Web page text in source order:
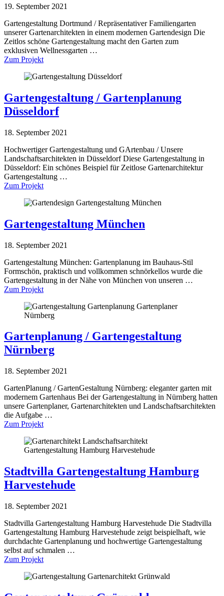
19. September 2021
Gartengestaltung Dortmund / Repräsentativer Familiengarten
unserer Gartenarchitekten in einem modernen Gartendesign Die
Zeitlos schöne Gartengestaltung macht den Garten zum
exklusiven Wellnessgarten …
Zum Projekt
Gartengestaltung / Gartenplanung
Düsseldorf
18. September 2021
Hochwertiger Gartengestaltung und GArtenbau / Unsere
Landschaftsarchitekten in Düsseldorf Diese Gartengestaltung in
Düsseldorf: Ein schönes Beispiel für Zeitlose Gartenarchitektur
Gartengestaltung …
Zum Projekt
Gartengestaltung München
18. September 2021
Gartengestaltung München: Gartenplanung im Bauhaus-Stil
Formschön, praktisch und vollkommen schnörkellos wurde die
Gartengestaltung in der Nähe von München von unseren …
Zum Projekt
Gartenplanung / Gartengestaltung
Nürnberg
18. September 2021
GartenPlanung / GartenGestaltung Nürnberg: eleganter garten mit
modernem Gartenhaus Bei der Gartengestaltung in Nürnberg hatten
unsere Gartenplaner, Gartenarchitekten und Landschaftsarchitekten
die Aufgabe …
Zum Projekt
Stadtvilla Gartengestaltung Hamburg
Harvestehude
18. September 2021
Stadtvilla Gartengestaltung Hamburg Harvestehude Die Stadtvilla
Gartengestaltung Hamburg Harvestehude zeigt beispielhaft, wie
durchdachte Gartenplanung und hochwertige Gartengestaltung
selbst auf schmalen …
Zum Projekt